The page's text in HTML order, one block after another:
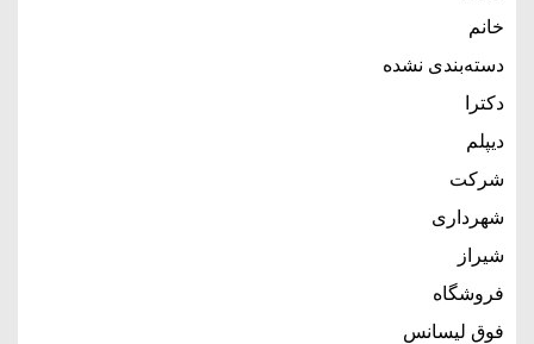
خانم
دسته‌بندی نشده
دکترا
دیپلم
شرکت
شهرداری
شیراز
فروشگاه
فوق لیسانس